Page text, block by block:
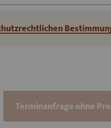
Terminanfrage ohne